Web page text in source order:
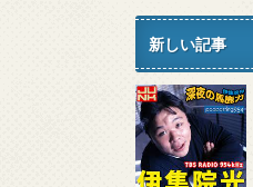
新しい記事